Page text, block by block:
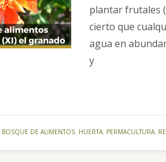
plantar frutales
cierto que
agua en
y
BOSQUE DE ALIMENTOS, HUERTA, PERMACULTURA,